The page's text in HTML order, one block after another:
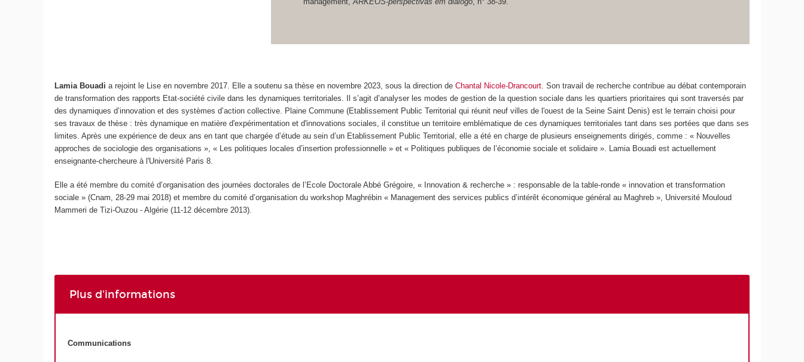
Lamia Bouadia rejoint le Lise en novembre 2017. Elle a soutenu sa thèse en novembre 2023, sous la direction deChantal Nicole-Drancourt . Son travail de recherche contribue au débat contemporain
de transformation des rapports Etat-société civile dans les dynamiques territoriales. Il s’agit d’analyser les modes de gestion de la question sociale dans les quartiers prioritaires qui sont traversés par
des dynamiques d’innovation et des systèmes d’action collective. Plaine Commune (Etablissement Public Territorial qui réunit neuf villes de l'ouest de la Seine Saint Denis) est le terrain choisi pour
ses travaux de thèse : très dynamique en matière d'expérimentation et d'innovations sociales, il constitue un territoire emblématique de ces dynamiques territoriales tant dans ses portées que dans ses
limites. Après une expérience de deux ans en tant que chargée d’étude au sein d’un Etablissement Public Territorial, elle a été en charge de plusieurs enseignements dirigés, comme : « Nouvelles
approches de sociologie des organisations », « Les politiques locales d’insertion professionnelle » et « Politiques publiques de l’économie sociale et solidaire ». Lamia Bouadi est actuellement
enseignante-chercheure à l'Université Paris 8.
Elle a été membre du comité d’organisation des journées doctorales de l’Ecole Doctorale Abbé Grégoire, « Innovation & recherche » : responsable de la table-ronde « innovation et transformation
sociale » (Cnam, 28-29 mai 2018) et membre du comité d’organisation du workshop Maghrébin « Management des services publics d’intérêt économique général au Maghreb », Université Mouloud
Mammeri de Tizi-Ouzou - Algérie (11-12 décembre 2013).
Plus d'informations
Communications